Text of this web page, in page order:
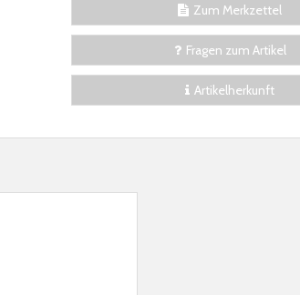
Zum Merkzettel
Fragen zum Artikel
Artikelherkunft